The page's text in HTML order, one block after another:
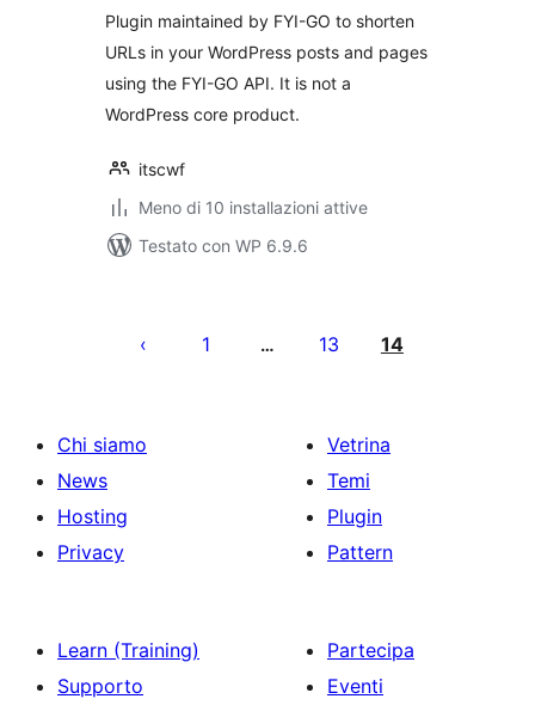
Plugin maintained by FYI-GO to shorten
URLs in your WordPress posts and pages
using the FYI-GO API. It is not a
WordPress core product.
itscwf
Meno di 10 installazioni attive
Testato con WP 6.9.6
degli
1 … 13 14
Chi siamo
News
Hosting
Privacy
Vetrina
Temi
Plugin
Pattern
Learn (Training)
Supporto
Partecipa
Eventi